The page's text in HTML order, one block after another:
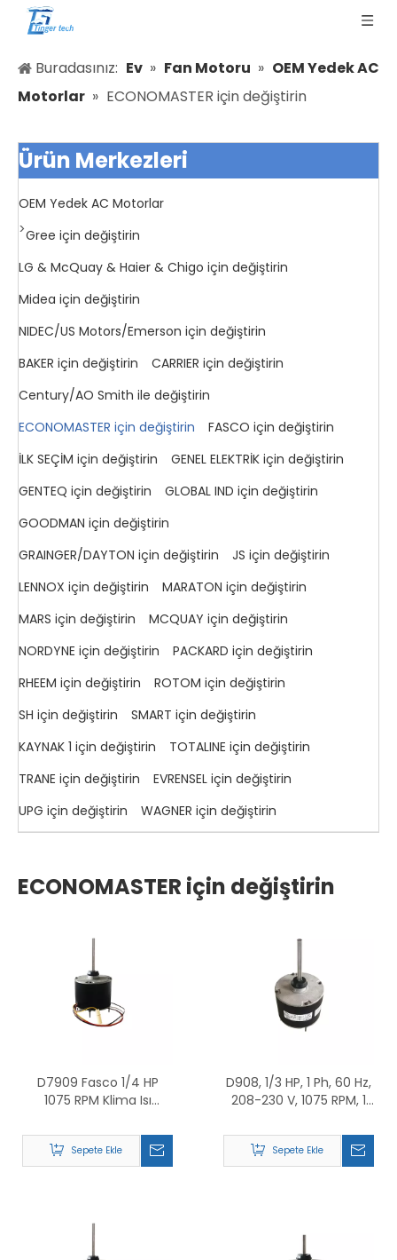
Buradasınız: Ev » Fan Motoru » OEM Yedek AC
Motorlar » ECONOMASTER için değiştirin
Ürün Merkezleri
OEM Yedek AC Motorlar
>Gree için değiştirin
LG & McQuay & Haier & Chigo için değiştirin
Midea için değiştirin
NIDEC/US Motors/Emerson için değiştirin
BAKER için değiştirin
CARRIER için değiştirin
Century/AO Smith ile değiştirin
ECONOMASTER için değiştirin
FASCO için değiştirin
İLK SEÇİM için değiştirin
GENEL ELEKTRİK için değiştirin
GENTEQ için değiştirin
GLOBAL IND için değiştirin
GOODMAN için değiştirin
GRAINGER/DAYTON için değiştirin
JS için değiştirin
LENNOX için değiştirin
MARATON için değiştirin
MARS için değiştirin
MCQUAY için değiştirin
NORDYNE için değiştirin
PACKARD için değiştirin
RHEEM için değiştirin
ROTOM için değiştirin
SH için değiştirin
SMART için değiştirin
KAYNAK 1 için değiştirin
TOTALINE için değiştirin
TRANE için değiştirin
EVRENSEL için değiştirin
UPG için değiştirin
WAGNER için değiştirin
ECONOMASTER için değiştirin
D7909 Fasco 1/4 HP
1075 RPM Klima Isı
Motoru TENV
Sepete Ekle
D908, 1/3 HP, 1 Ph, 60 Hz,
208-230 V, 1075 RPM, 1
Kondenser Fan
Motorunun
Değiştirilmesi
Sepete Ekle